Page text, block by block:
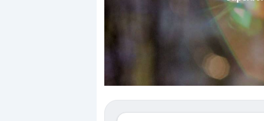
Dalle valutazioni
correzione. Cosa sta
repricing degli asset?
mostrando segni di
verso le (…)